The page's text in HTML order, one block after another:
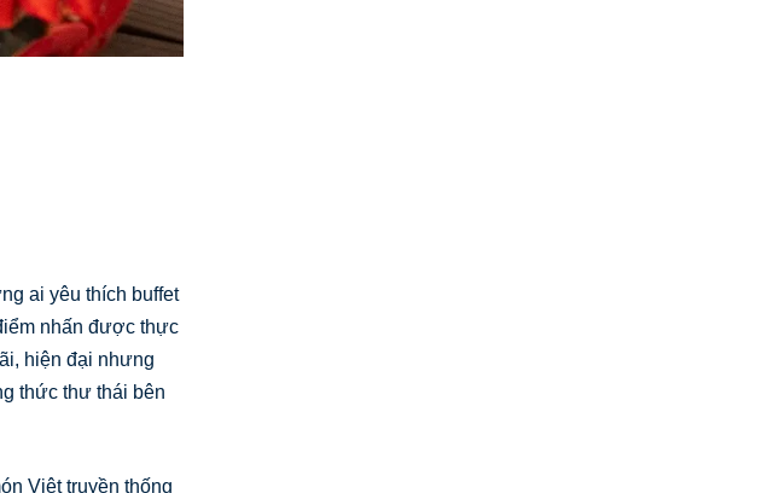
ai yêu thích buffet
nhấn được thực
hiện đại nhưng
thức thư thái bên
Việt truyền thống